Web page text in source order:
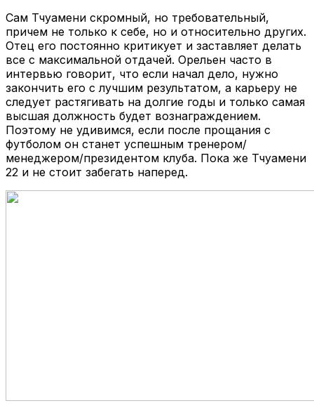
Сам Тчуамени скромный, но требовательный,
причем не только к себе, но и относительно других.
Отец его постоянно критикует и заставляет делать
все с максимальной отдачей. Орельен часто в
интервью говорит, что если начал дело, нужно
закончить его с лучшим результатом, а карьеру не
следует растягивать на долгие годы и только самая
высшая должность будет вознаграждением.
Поэтому не удивимся, если после прощания с
футболом он станет успешным тренером/
менеджером/президентом клуба. Пока же Тчуамени
22 и не стоит забегать наперед.